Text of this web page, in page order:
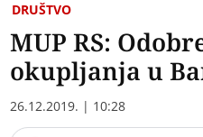
DRUŠTVO
MUP RS:
okupljanja u
26.12.2019. | 10:28